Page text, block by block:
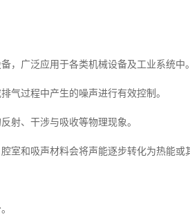
，广泛应用于各类机械设备及工业系统中
气过程中产生的噪声进行有效控制。
射、干涉与吸收等物理现象。
室和吸声材料会将声能逐步转化为热能